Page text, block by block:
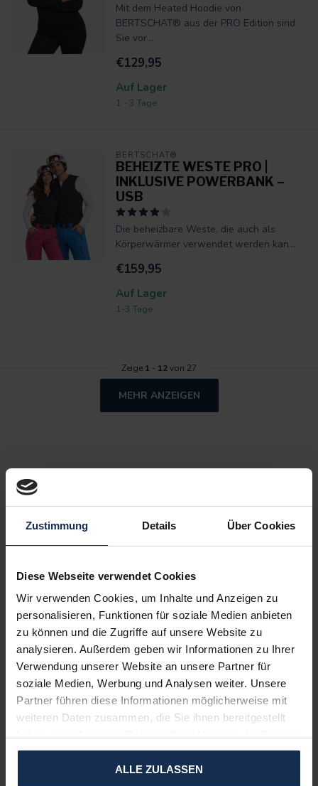
Zustimmung Details Über Cookies
Diese Webseite verwendet Cookies
Wir verwenden Cookies, um Inhalte und Anzeigen zu
personalisieren, Funktionen für soziale Medien anbieten
zu können und die Zugriffe auf unsere Website zu
analysieren. Außerdem geben wir Informationen zu Ihrer
Verwendung unserer Website an unsere Partner für
soziale Medien, Werbung und Analysen weiter. Unsere
Partner führen diese Informationen möglicherweise mit
weiteren Daten zusammen, die Sie ihnen bereitgestellt
gesammelt haben.
ALLE ZULASSEN
Mit dem Heated Hoodie von
BERTSCHAT® aus der PRO Edition sind
Sie vor...
€129,95
Auf Lager
1 - 3 Tage
BERTSCHAT®
BEHEIZTE WESTE PRO |
INKLUSIVE POWERBANK –
USB
Die beheizbare Weste, die auch als
Körperwärmer verwendet werden kan...
€159,95
Auf Lager
1-3 Tage
Zeige 1 - 12von 27
MEHR ANZEIGEN